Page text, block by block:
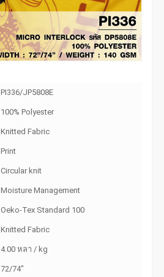
PI336/JP5808E
100% Polyester
Knitted Fabric
Print
Circular knit
Moisture Management
Oeko-Tex Standard 100
Knitted Fabric
4.00 หลา / kg
72/74"